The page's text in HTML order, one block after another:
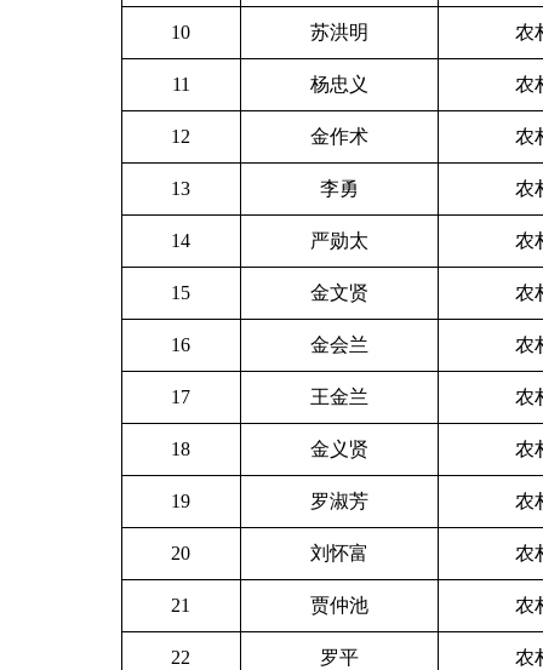
10 苏洪明 农
11 杨忠义 农
12 金作术 农
13 李勇 农
14 严勋太 农
15 金文贤 农
16 金会兰 农
17 王金兰 农
18 金义贤 农
19 罗淑芳 农
20 刘怀富 农
21 贾仲池 农
22 罗平 农